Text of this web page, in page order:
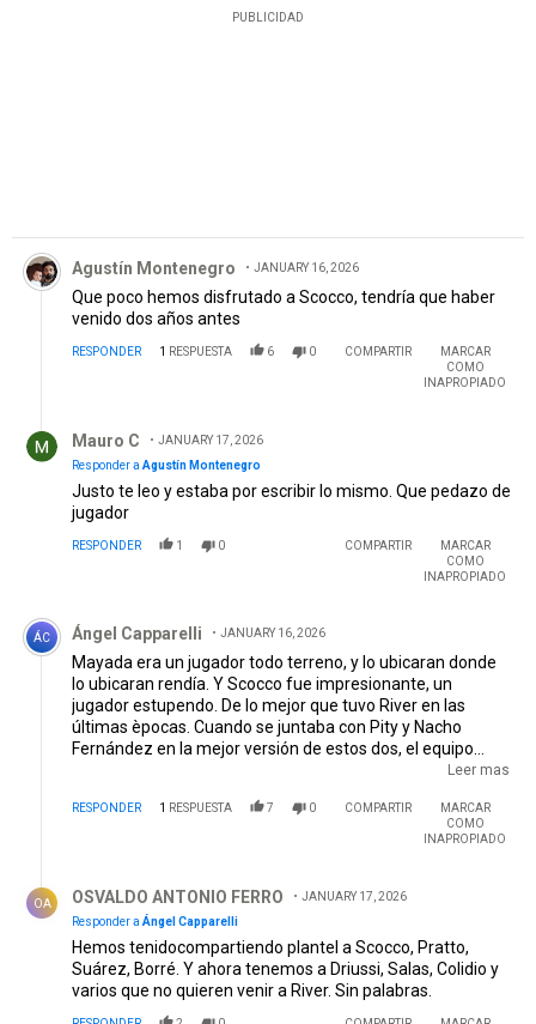
PUBLICIDAD
Comentario de Agustín Montenegro.
Agustín Montenegro JANUARY 16, 2026
Que poco hemos disfrutado a Scocco, tendría que haber
venido dos años antes
RESPONDER 1 RESPUESTA 6 0 COMPARTIR
MARCAR
COMO
INAPROPIADO
Mauro C
JANUARY 17, 2026
Responder a Agustín Montenegro
Justo te leo y estaba por escribir lo mismo. Que pedazo de
jugador
RESPONDER 1 0 COMPARTIR
MARCAR
COMO
INAPROPIADO
Comentario de Ángel Capparelli.
ÁC Ángel Capparelli JANUARY 16, 2026
Mayada era un jugador todo terreno, y lo ubicaran donde
lo ubicaran rendía. Y Scocco fue impresionante, un
jugador estupendo. De lo mejor que tuvo River en las
últimas èpocas. Cuando se juntaba con Pity y Nacho
Fernández en la mejor versión de estos dos, el equipo
hacía estragos. Fueron buenas elecciones de contratación.
fracasos, pero el tema estaba más balanceado,
Leer mas
RESPONDER 1 RESPUESTA 7 0 COMPARTIR
MARCAR
COMO
INAPROPIADO
OA OSVALDO ANTONIO FERRO
JANUARY 17, 2026
Responder a Ángel Capparelli
Hemos tenidocompartiendo plantel a Scocco, Pratto,
Suárez, Borré. Y ahora tenemos a Driussi, Salas, Colidio y
varios que no quieren venir a River. Sin palabras.